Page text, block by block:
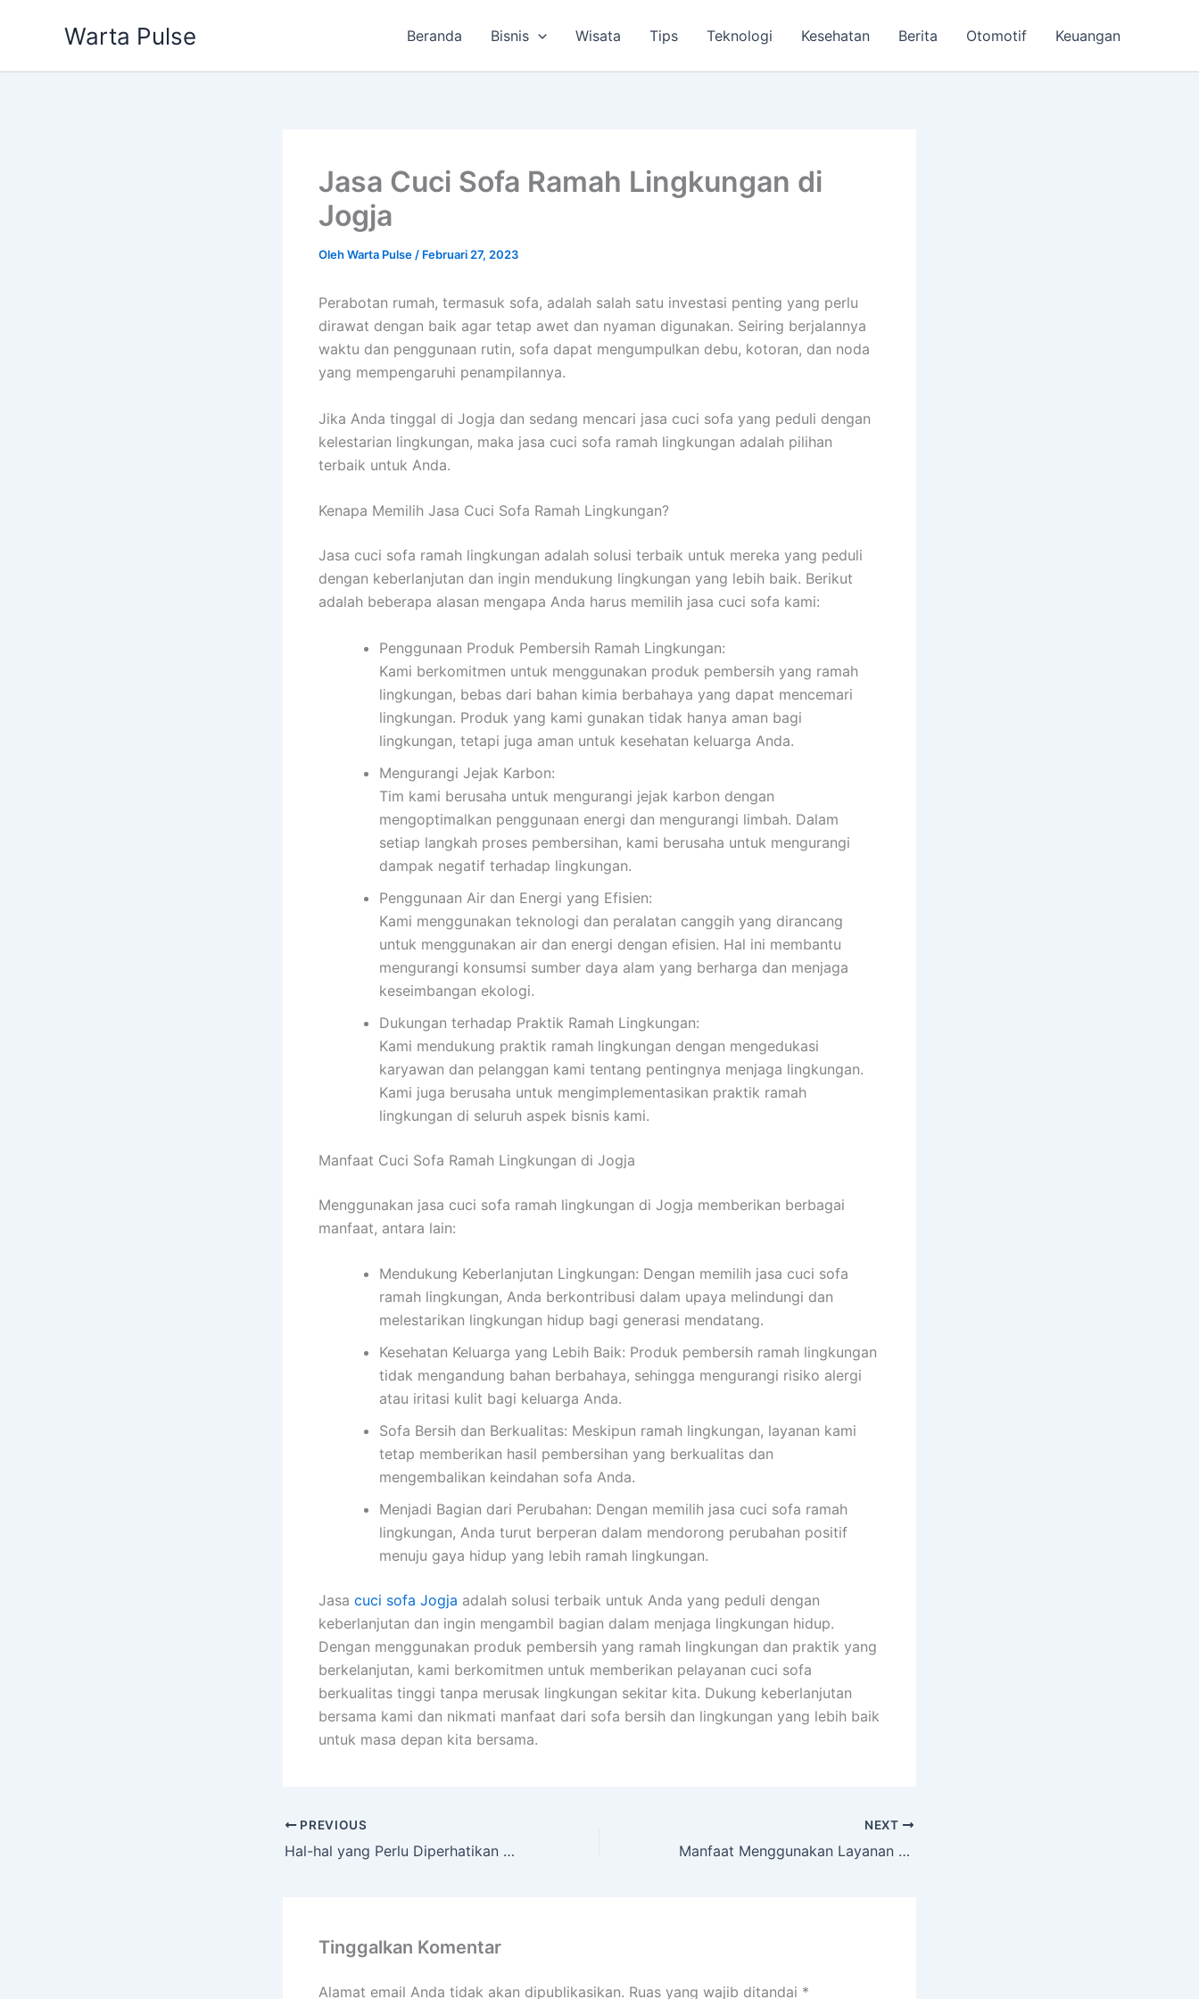
Warta Pulse Beranda Bisnis Wisata Tips Teknologi Kesehatan Berita Otomotif Keuangan
Jasa Cuci Sofa Ramah Lingkungan di
Jogja
OlehWarta Pulse / Februari 27, 2023
Perabotan rumah, termasuk sofa, adalah salah satu investasi penting yang perlu
dirawat dengan baik agar tetap awet dan nyaman digunakan. Seiring berjalannya
waktu dan penggunaan rutin, sofa dapat mengumpulkan debu, kotoran, dan noda
yang mempengaruhi penampilannya.
Jika Anda tinggal di Jogja dan sedang mencari jasa cuci sofa yang peduli dengan
kelestarian lingkungan, maka jasa cuci sofa ramah lingkungan adalah pilihan
terbaik untuk Anda.
Kenapa Memilih Jasa Cuci Sofa Ramah Lingkungan?
Jasa cuci sofa ramah lingkungan adalah solusi terbaik untuk mereka yang peduli
dengan keberlanjutan dan ingin mendukung lingkungan yang lebih baik. Berikut
adalah beberapa alasan mengapa Anda harus memilih jasa cuci sofa kami:
Penggunaan Produk Pembersih Ramah Lingkungan:
Kami berkomitmen untuk menggunakan produk pembersih yang ramah
lingkungan, bebas dari bahan kimia berbahaya yang dapat mencemari
lingkungan. Produk yang kami gunakan tidak hanya aman bagi
lingkungan, tetapi juga aman untuk kesehatan keluarga Anda.
Mengurangi Jejak Karbon:
Tim kami berusaha untuk mengurangi jejak karbon dengan
mengoptimalkan penggunaan energi dan mengurangi limbah. Dalam
setiap langkah proses pembersihan, kami berusaha untuk mengurangi
dampak negatif terhadap lingkungan.
Penggunaan Air dan Energi yang Efisien:
Kami menggunakan teknologi dan peralatan canggih yang dirancang
untuk menggunakan air dan energi dengan efisien. Hal ini membantu
mengurangi konsumsi sumber daya alam yang berharga dan menjaga
keseimbangan ekologi.
Dukungan terhadap Praktik Ramah Lingkungan:
Kami mendukung praktik ramah lingkungan dengan mengedukasi
karyawan dan pelanggan kami tentang pentingnya menjaga lingkungan.
Kami juga berusaha untuk mengimplementasikan praktik ramah
lingkungan di seluruh aspek bisnis kami.
Manfaat Cuci Sofa Ramah Lingkungan di Jogja
Menggunakan jasa cuci sofa ramah lingkungan di Jogja memberikan berbagai
manfaat, antara lain:
Mendukung Keberlanjutan Lingkungan: Dengan memilih jasa cuci sofa
ramah lingkungan, Anda berkontribusi dalam upaya melindungi dan
melestarikan lingkungan hidup bagi generasi mendatang.
Kesehatan Keluarga yang Lebih Baik: Produk pembersih ramah lingkungan
tidak mengandung bahan berbahaya, sehingga mengurangi risiko alergi
atau iritasi kulit bagi keluarga Anda.
Sofa Bersih dan Berkualitas: Meskipun ramah lingkungan, layanan kami
tetap memberikan hasil pembersihan yang berkualitas dan
mengembalikan keindahan sofa Anda.
Menjadi Bagian dari Perubahan: Dengan memilih jasa cuci sofa ramah
lingkungan, Anda turut berperan dalam mendorong perubahan positif
menuju gaya hidup yang lebih ramah lingkungan.
Jasa cuci sofa Jogja adalah solusi terbaik untuk Anda yang peduli dengan
keberlanjutan dan ingin mengambil bagian dalam menjaga lingkungan hidup.
Dengan menggunakan produk pembersih yang ramah lingkungan dan praktik yang
berkelanjutan, kami berkomitmen untuk memberikan pelayanan cuci sofa
berkualitas tinggi tanpa merusak lingkungan sekitar kita. Dukung keberlanjutan
bersama kami dan nikmati manfaat dari sofa bersih dan lingkungan yang lebih baik
untuk masa depan kita bersama.
PREVIOUS
Hal-hal yang Perlu Diperhatikan Saat Membeli Alat Automatic Level
NEXT
Manfaat Menggunakan Layanan Jasa Desain Grafis
Tinggalkan Komentar
Alamat email Anda tidak akan dipublikasikan. Ruas yang wajib ditandai *